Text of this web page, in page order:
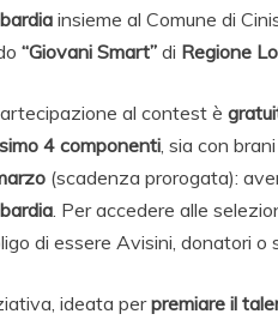
insieme al Comune di
“Giovani Smart” di Regione
al contest è
4 componenti, sia con
(scadenza prorogata):
. Per accedere alle
di essere Avisini, donatori
ideata perpremiare il